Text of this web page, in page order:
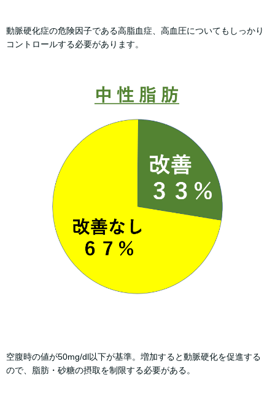
動脈硬化症の危険因子である高脂血症、高血圧についてもしっかり
コントロールする必要があります。
空腹時の値が50mg/dl以下が基準。増加すると動脈硬化を促進する
ので、脂肪・砂糖の摂取を制限する必要がある。